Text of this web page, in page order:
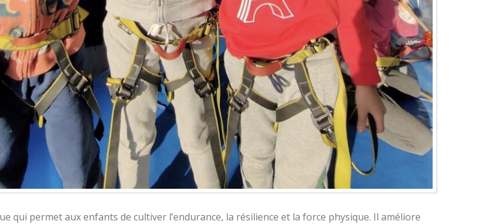
qui permet aux enfants de cultiver l’endurance, la résilience et la force physique. Il améliore